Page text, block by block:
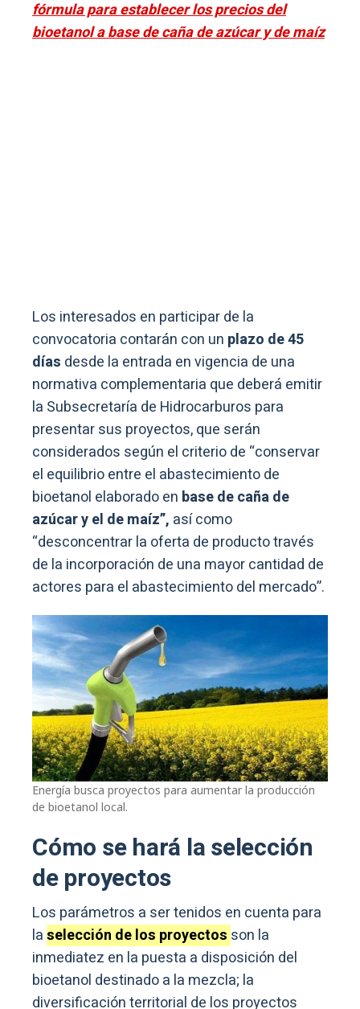
fórmula para establecer los precios del
bioetanol a base de caña de azúcar y de maíz
Los interesados en participar de la
convocatoria contarán con un plazo de 45
días desde la entrada en vigencia de una
normativa complementaria que deberá emitir
la Subsecretaría de Hidrocarburos para
presentar sus proyectos, que serán
considerados según el criterio de “conservar
el equilibrio entre el abastecimiento de
bioetanol elaborado en base de caña de
azúcar y el de maíz”, así como
“desconcentrar la oferta de producto través
de la incorporación de una mayor cantidad de
actores para el abastecimiento del mercado”.
Energía busca proyectos para aumentar la producción
de bioetanol local.
Cómo se hará la selección
de proyectos
Los parámetros a ser tenidos en cuenta para
laselección de los proyectos son la
inmediatez en la puesta a disposición del
bioetanol destinado a la mezcla; la
diversificación territorial de los proyectos